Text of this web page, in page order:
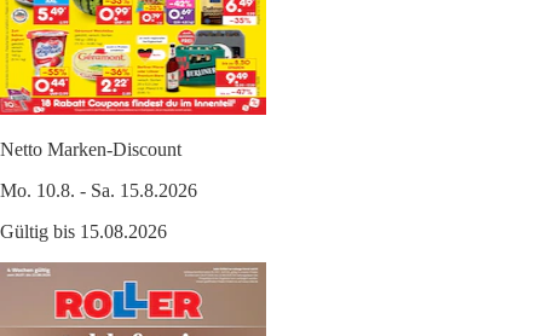
Netto Marken-Discount
Mo. 10.8. - Sa. 15.8.2026
Gültig bis 15.08.2026